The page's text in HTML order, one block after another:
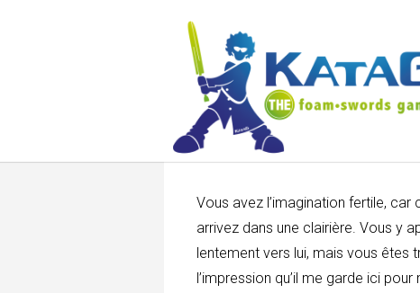
Vous avez l’imagination fertile,
arrivez dans une clairière. Vous y
lentement vers lui, mais vous êtes
l’impression qu’il me garde ici